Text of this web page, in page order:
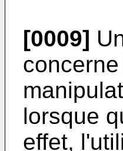
[0009]
lorsque
effet,